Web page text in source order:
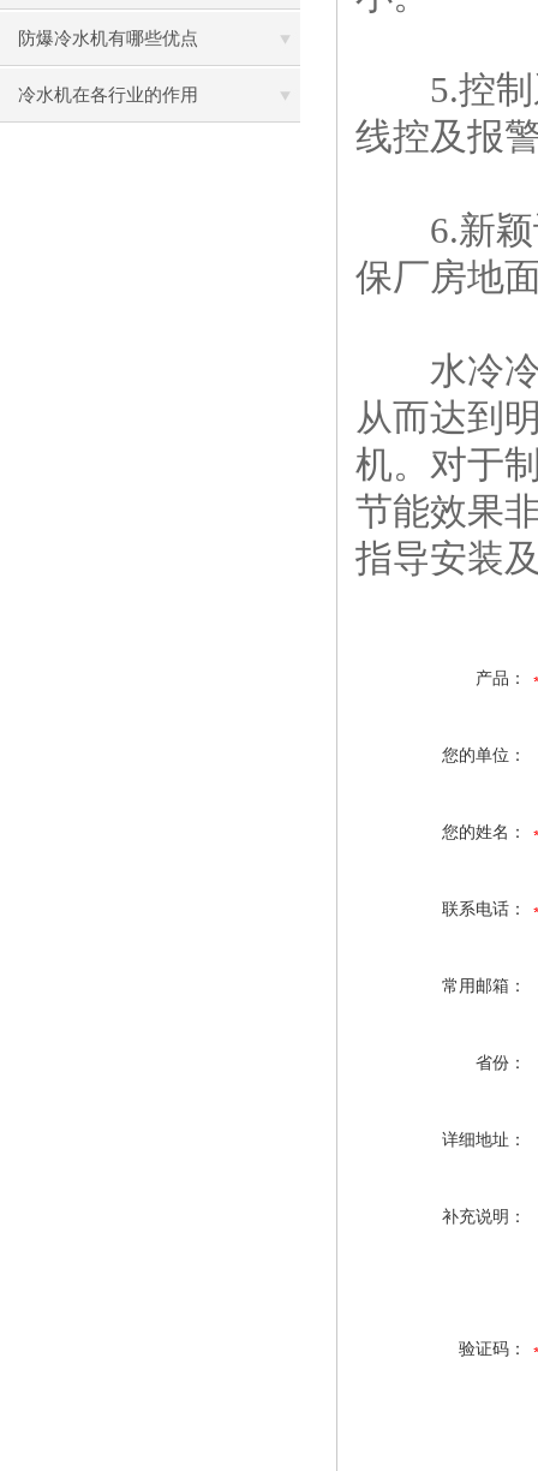
决方式
防爆冷水机有哪些优点
冷水机在各行业的作用
5.控制系
线控及报
6.新颖设
保厂房地
水冷冷
从而达到
机。对于
节能效果
指导安装
产品：
您的单位：
您的姓名：
联系电话：
常用邮箱：
省份：
详细地址：
补充说明：
验证码：